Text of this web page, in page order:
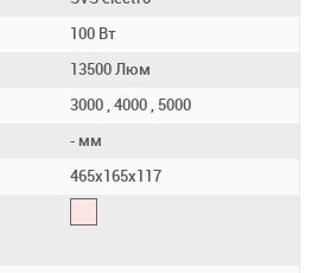
100 Вт
13500 Люм
3000 , 4000 , 5000
- мм
465х165х117